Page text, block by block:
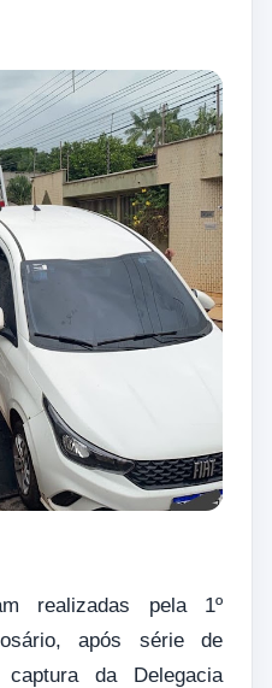
realizadas pela 1º
após série de
da Delegacia